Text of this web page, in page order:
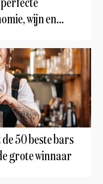
wijn en
50 beste bars
grote winnaar